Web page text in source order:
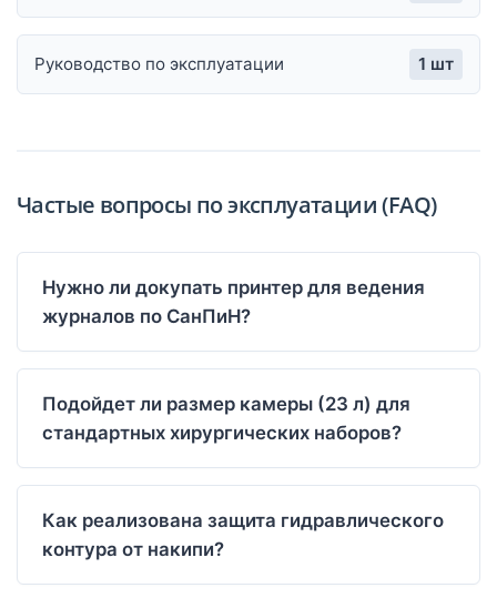
Руководство по эксплуатации 1 шт
Частые вопросы по эксплуатации (FAQ)
Нужно ли докупать принтер для ведения
журналов по СанПиН?
Подойдет ли размер камеры (23 л) для
стандартных хирургических наборов?
Как реализована защита гидравлического
контура от накипи?